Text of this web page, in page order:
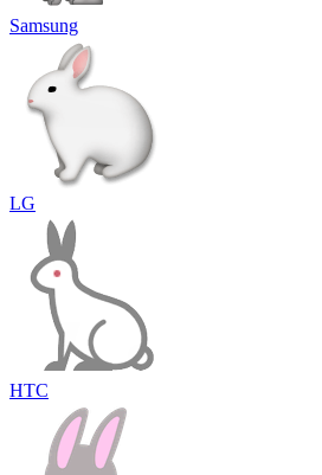
Samsung
LG
HTC